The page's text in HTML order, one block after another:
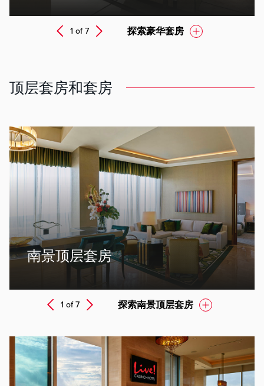
1 of7 Next 探索豪华套房
顶层套房和套房
南景顶层套房
1 of7 Next 探索南景顶层套房